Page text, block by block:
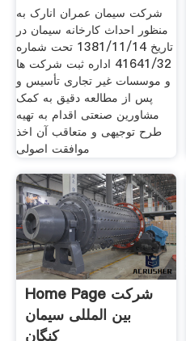
شرکت سیمان عمران انارک به
منظور احداث کارخانه سیمان در
تاریخ 1381/11/14 تحت شماره
41641/32 اداره ثبت شرکت ها
و موسسات غیر تجاری تأسیس و
پس از مطالعه دقیق به کمک
مشاورین صنعتی اقدام به تهیه
طرح توجیهی و متعاقب آن اخذ
موافقت اصولی
Home Page شرکت
بین المللی سیمان
کنگان